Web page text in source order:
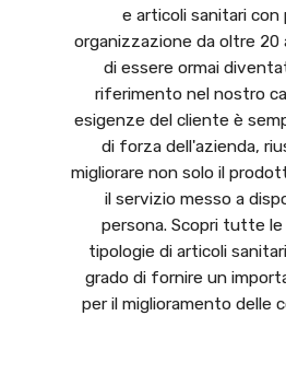
e articoli sanitari con
organizzazione da oltre 20
di essere ormai
riferimento nel nostro
esigenze del cliente è
di forza dell'azienda,
migliorare non solo il
il servizio messo a
persona. Scopri tutte
tipologie di articoli
grado di fornire un
per il miglioramento delle